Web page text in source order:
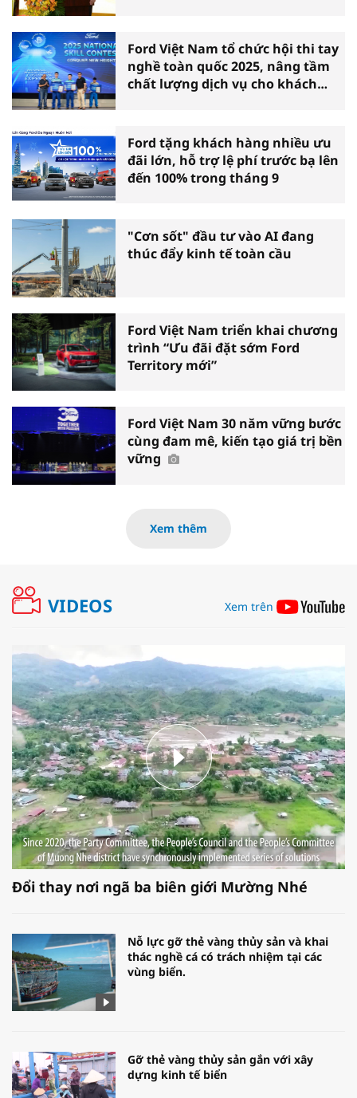
Ford Việt Nam tổ chức hội thi tay
nghề toàn quốc 2025, nâng tầm
chất lượng dịch vụ cho khách
Ford tặng khách hàng nhiều ưu
đãi lớn, hỗ trợ lệ phí trước bạ lên
đến 100% trong tháng 9
"Cơn sốt" đầu tư vào AI đang
thúc đẩy kinh tế toàn cầu
Ford Việt Nam triển khai chương
trình “Ưu đãi đặt sớm Ford
Territory mới”
Ford Việt Nam 30 năm vững bước
cùng đam mê, kiến tạo giá trị bền
vững
Xem thêm
VIDEOS Xem trên
Đổi thay nơi ngã ba biên giới Mường Nhé
Nỗ lực gỡ thẻ vàng thủy sản và khai
thác nghề cá có trách nhiệm tại các
vùng biển.
Gỡ thẻ vàng thủy sản gắn với xây
dựng kinh tế biển